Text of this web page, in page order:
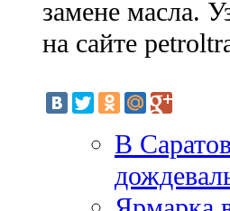
замене масла.
на сайте
В